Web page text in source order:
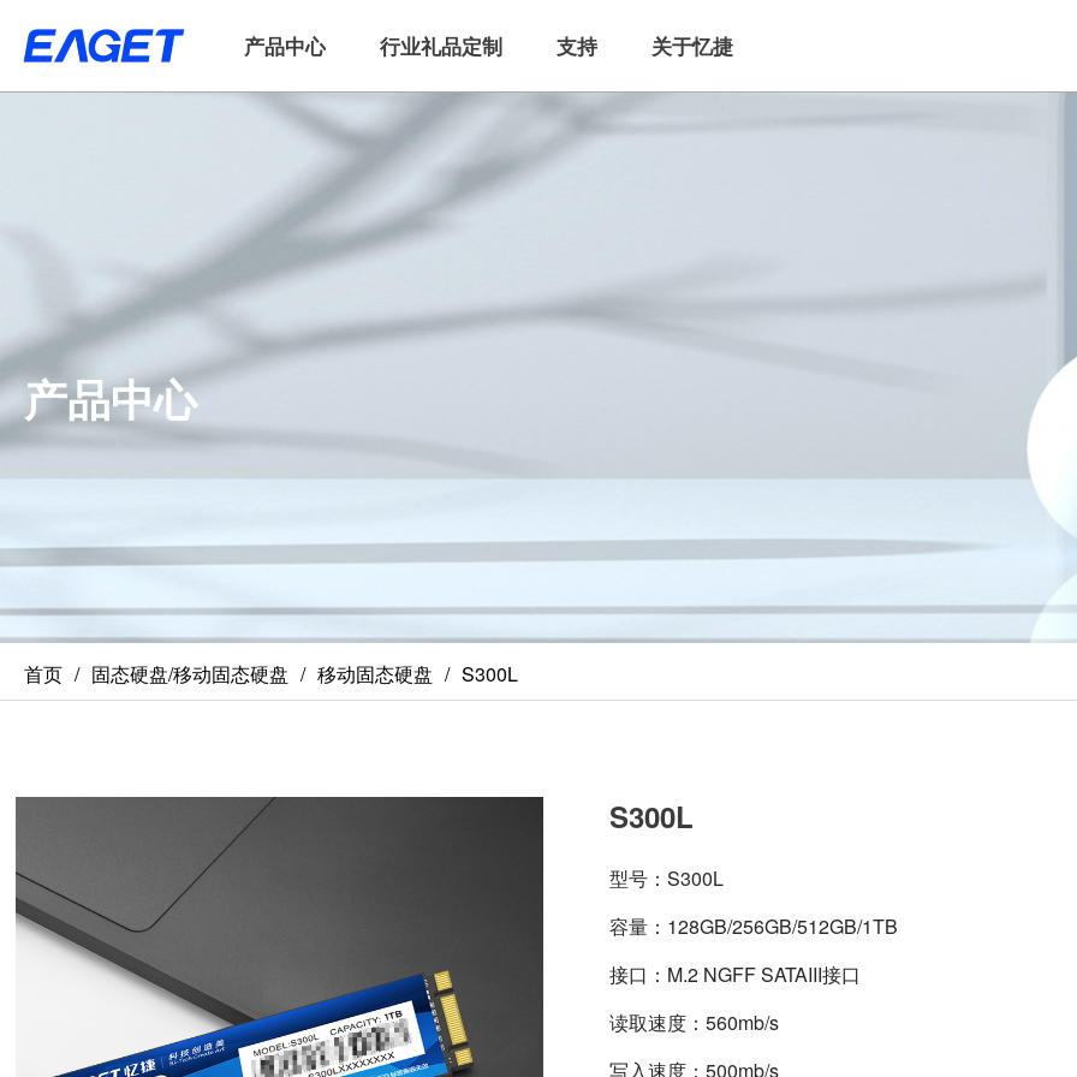
产品中心 行业礼品定制 支持 关于忆捷
产品中心
首页 固态硬盘/移动固态硬盘 移动固态硬盘 S300L
S300L
型号：S300L
容量：128GB/256GB/512GB/1TB
接口：M.2 NGFF SATAIII接口
读取速度：560mb/s
写入速度：500mb/s